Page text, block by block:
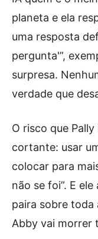
planeta e ela
uma resposta
pergunta'”,
surpresa.
verdade que
O risco que
cortante: usar
colocar para
não se foi”. E
paira sobre toda
Abby vai morrer